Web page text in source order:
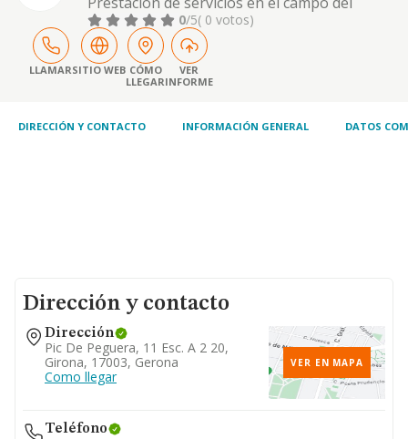
marketing. posicionamiento web en
buscadores (seo/sem) y comunicación en
redes sociales. creación y diseño de páginas
web. gestión de redes sociales.
0/5( 0 votos)
LLAMARSITIO WEB CÓMO
LLEGAR
VER
INFORME
DIRECCIÓN Y CONTACTO INFORMACIÓN GENERAL DATOS
Dirección y contacto
Dirección
Pic De Peguera, 11 Esc. A 2 20,
Girona, 17003, Gerona
Como llegar
VER EN MAPA
Teléfono